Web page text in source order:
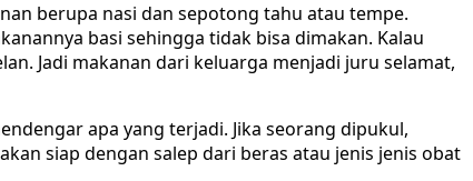
berupa nasi dan sepotong tahu atau tempe.
basi sehingga tidak bisa dimakan. Kalau
Jadi makanan dari keluarga menjadi juru selamat,
apa yang terjadi. Jika seorang dipukul,
siap dengan salep dari beras atau jenis jenis obat